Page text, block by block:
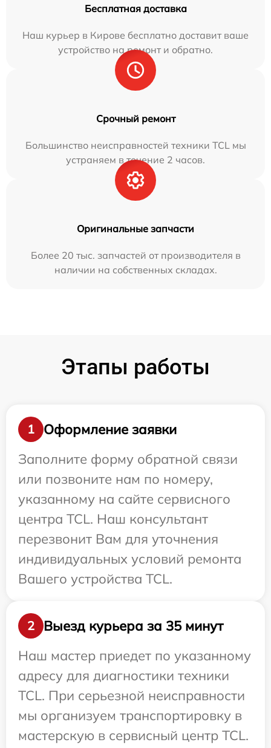
Бесплатная доставка
Наш курьер в Кирове бесплатно доставит ваше
устройство на ремонт и обратно.
Срочный ремонт
Большинство неисправностей техники TCL мы
устраняем в течение 2 часов.
Оригинальные запчасти
Более 20 тыс. запчастей от производителя в
наличии на собственных складах.
Этапы работы
1
Оформление заявки
Заполните форму обратной связи
или позвоните нам по номеру,
указанному на сайте сервисного
центра TCL. Наш консультант
перезвонит Вам для уточнения
индивидуальных условий ремонта
Вашего устройства TCL.
2
Выезд курьера за 35 минут
Наш мастер приедет по указанному
адресу для диагностики техники
TCL. При серьезной неисправности
мы организуем транспортировку в
мастерскую в сервисный центр TCL.